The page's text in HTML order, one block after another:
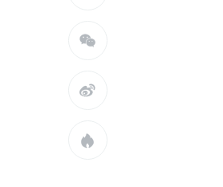


